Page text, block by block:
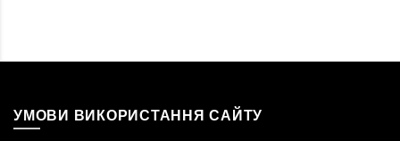
УМОВИ ВИКОРИСТАННЯ САЙТУ